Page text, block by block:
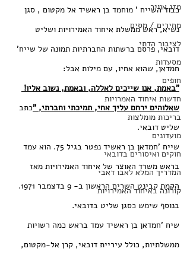
מזג אוויר
מחירים / מסים
לציבור הדתי
מסעדות
חופים
חדשות איחוד האמרויות
בריכות מומלצות
מועדונים
חוקים ואיסורים בדובאי
המדריך המלא לאבו דאבי
קורונה באיחוד האמירויות
כבוד השייח ' מוחמד בן ראשיד אל מקטום , סגן
נשיא, ראש ממשלת איחוד האמירויות ושליט
דובאי, פרסם ברשתות החברתיות תמונה של שייח'
חמדאן, שהוא אחיו, עם מילות אבל:
"באמת, אנו שייכים לאללה, ובאמת, נשוב אליו!
שאלוהים ירחם עליך אחי, תמיכתי וחברתי, "כתב
שליט דובאי.
שייח 'חמדאן בן ראשיד נפטר בגיל 75. הוא עמד
בראש משרד האוצר של איחוד האמירויות מאז
הקמת קבינט השרים הראשון ב- 9 בדצמבר 1971.
בנוסף שימש כסגן שליט בדובאי.
שיח 'חמדאן בן ראשיד עמד בראש כמה רשויות
ממשלתיות, כולל עיריית דובאי, קרן אל-מקטום,